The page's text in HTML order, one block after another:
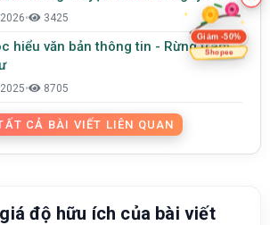
• 3425
bản thông tin - Rừng tràm
• 8705
CẢ BÀI VIẾT LIÊN QUAN
độ hữu ích của bài viết
Giảm -50%
Shopee